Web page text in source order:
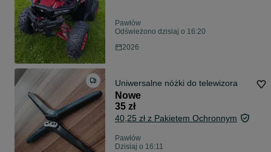
Pawłów
Odświeżono dzisiaj o 16:20
2026
Uniwersalne nóżki do telewizora
Nowe
35 zł
40,25 zł z Pakietem Ochronnym
Pawłów
Dzisiaj o 16:11